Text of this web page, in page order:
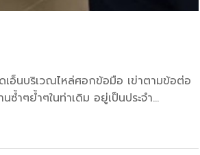
นบริเวณไหล่ศอกข้อมือ เข่าตามข้อต่อ
ำๆย้ำๆในท่าเดิม อยู่เป็นประจำ...